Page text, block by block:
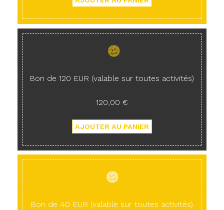
Bon de 120 EUR (valable sur toutes activités)
120,00 €
Bon de 40 EUR (valable sur toutes activités)